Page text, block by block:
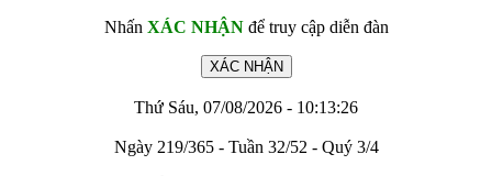
Nhấn XÁC NHẬNđể truy cập diễn đàn
Thứ Sáu, 07/08/2026 - 10:13:26
Ngày 219/365 - Tuần 32/52 - Quý 3/4